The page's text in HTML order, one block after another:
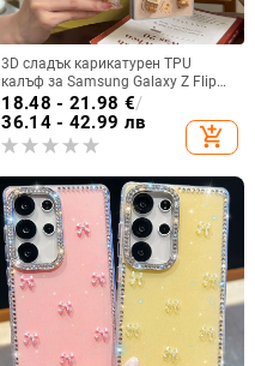
3D сладък карикатурен TPU
калъф за Samsung Galaxy Z Flip
6/3/4, защита срещу изпускане,
корейски стил
18.48 - 21.98 €/
36.14 - 42.99 лв
add_shopping_cart